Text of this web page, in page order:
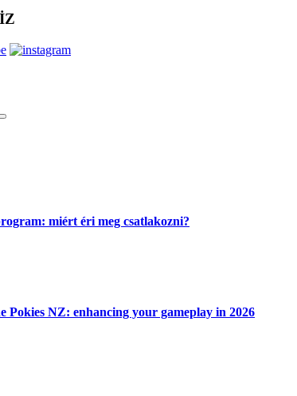
miért éri meg csatlakozni?
Pokies NZ: enhancing your gameplay in 2026